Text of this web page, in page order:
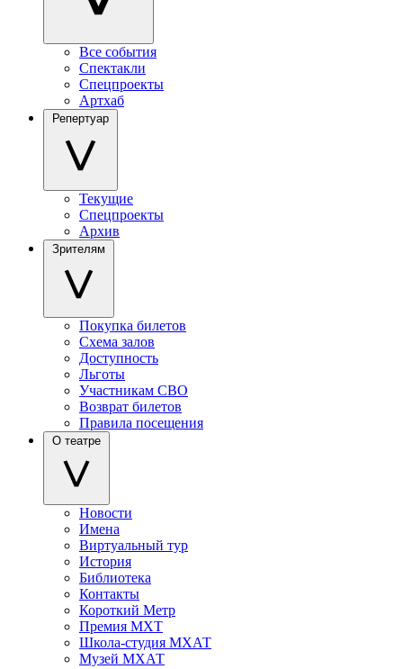
Все события
Спектакли
Спецпроекты
Артхаб
Репертуар
Текущие
Спецпроекты
Архив
Зрителям
Покупка билетов
Схема залов
Доступность
Льготы
Участникам СВО
Возврат билетов
Правила посещения
О театре
Новости
Имена
Виртуальный тур
История
Библиотека
Контакты
Короткий Метр
Премия МХТ
Школа-студия МХАТ
Музей МХАТ